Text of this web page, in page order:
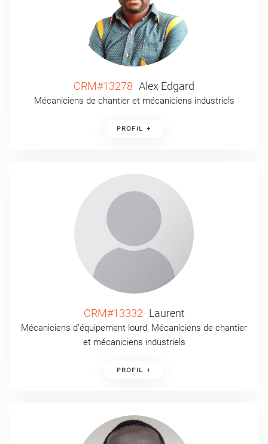
CRM#13278 Alex Edgard
Mécaniciens de chantier et mécaniciens industriels
PROFIL +
CRM#13332 Laurent
Mécaniciens d’équipement lourd, Mécaniciens de chantier
et mécaniciens industriels
PROFIL +